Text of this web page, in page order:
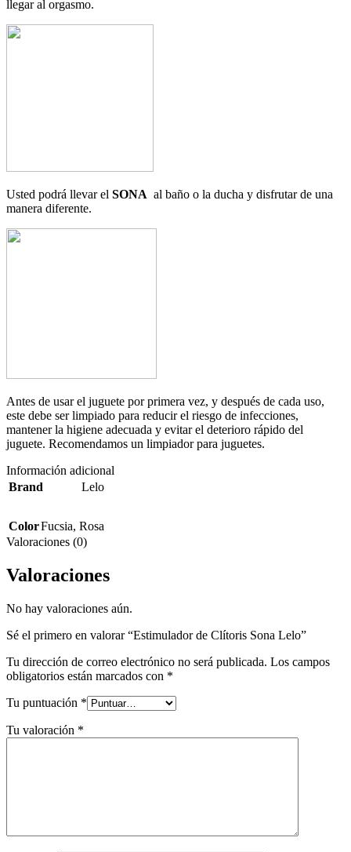
llegar al orgasmo.
Usted podrá llevar el SONA al baño o la ducha y disfrutar de una
manera diferente.
Antes de usar el juguete por primera vez, y después de cada uso,
este debe ser limpiado para reducir el riesgo de infecciones,
mantener la higiene adecuada y evitar el deterioro rápido del
juguete. Recomendamos un limpiador para juguetes.
Información adicional
Brand
Lelo
ColorFucsia, Rosa
Valoraciones (0)
Valoraciones
No hay valoraciones aún.
Sé el primero en valorar “Estimulador de Clítoris Sona Lelo”
Tu dirección de correo electrónico no será publicada. Los campos
obligatorios están marcados con *
Tu puntuación *
Tu valoración *